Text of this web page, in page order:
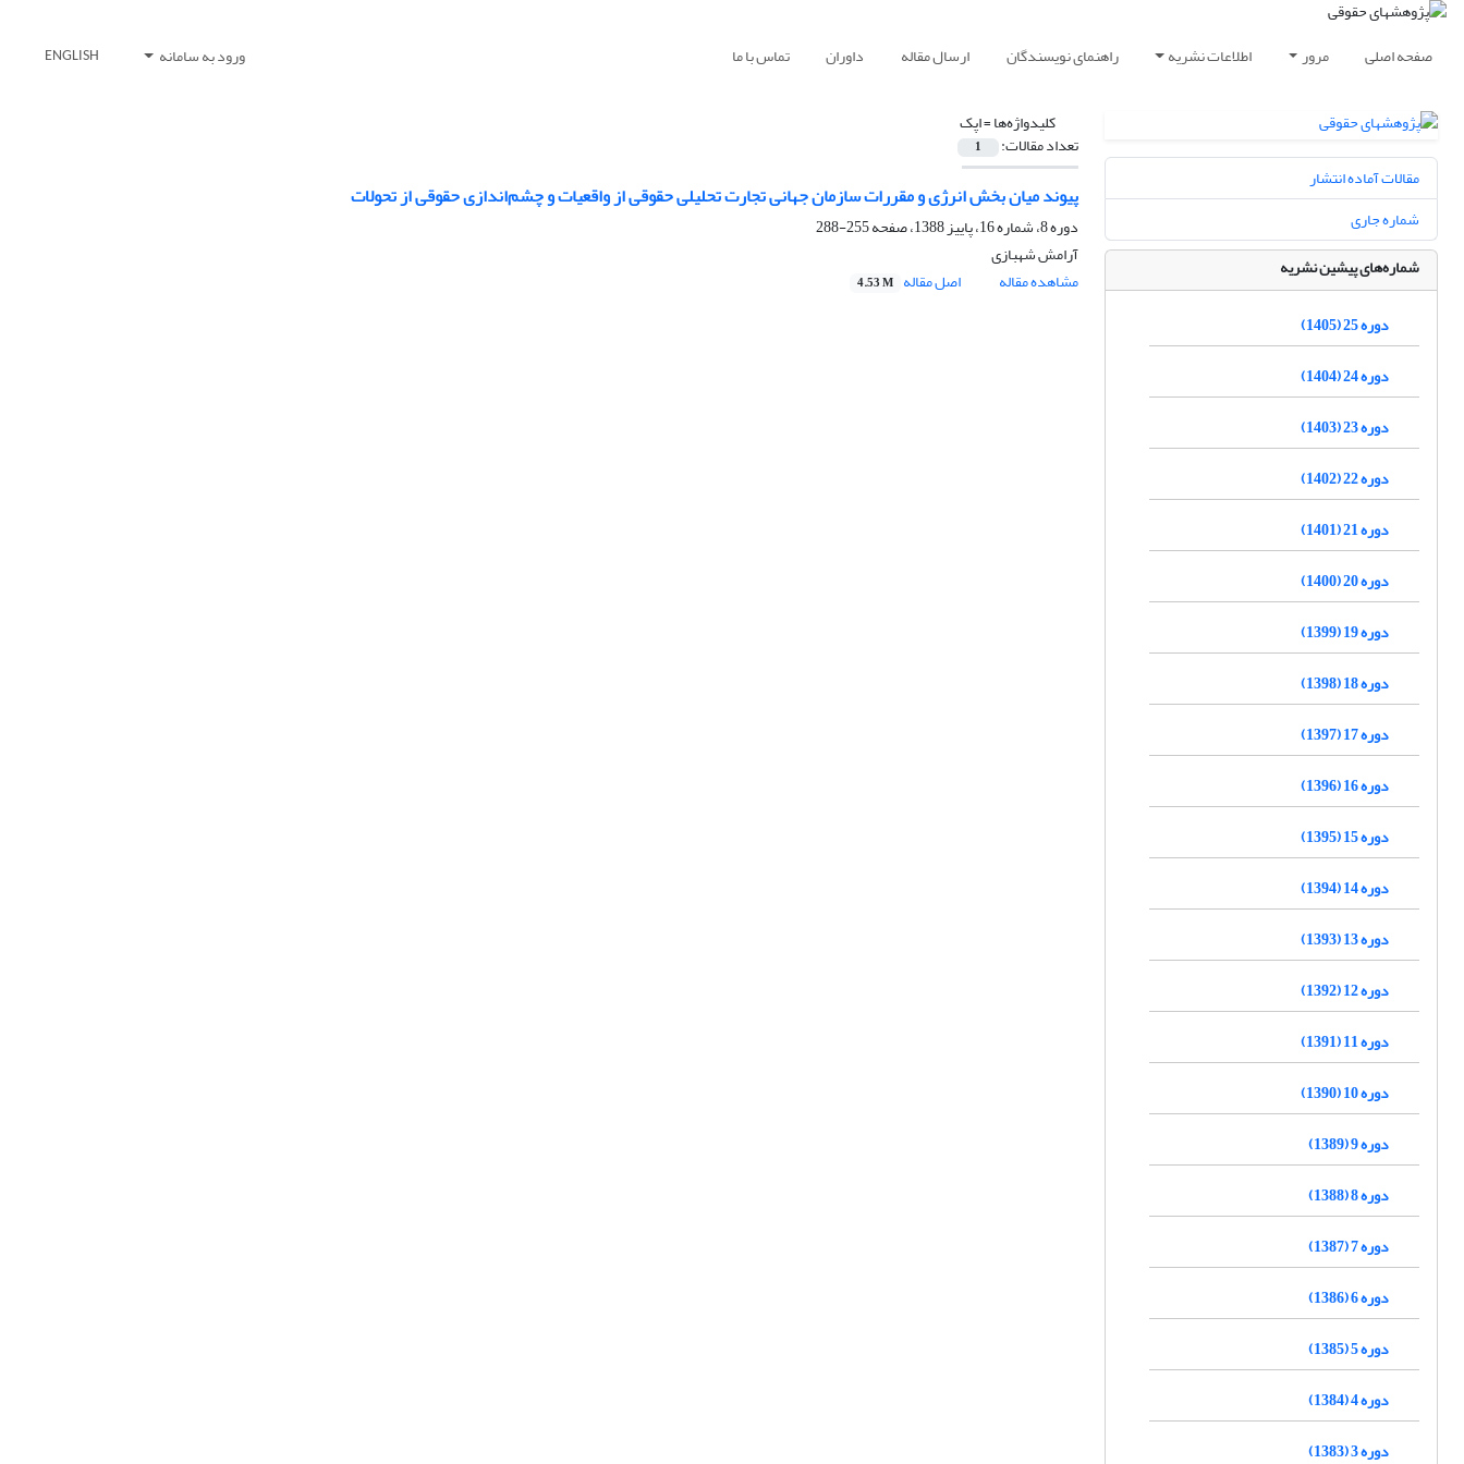
صفحه اصلی مرور اطلاعات نشریه راهنمای نویسندگان ارسال مقاله داوران تماس با ما ورود به سامانه ENGLISH
کلیدواژه‌ها =اپک
تعداد مقالات: 1
پیوند میان بخش انرژی و مقررات سازمان جهانی تجارت تحلیلی حقوقی از واقعیات و چشم‌اندازی حقوقی از تحولات
دوره 8، شماره 16، پاییز 1388، صفحه
255-288
آرامش شهبازی
مشاهده مقاله
اصل مقاله 4.53 M
مقالات آماده انتشار
شماره جاری
شماره‌های پیشین نشریه
دوره 25 (1405)
دوره 24 (1404)
دوره 23 (1403)
دوره 22 (1402)
دوره 21 (1401)
دوره 20 (1400)
دوره 19 (1399)
دوره 18 (1398)
دوره 17 (1397)
دوره 16 (1396)
دوره 15 (1395)
دوره 14 (1394)
دوره 13 (1393)
دوره 12 (1392)
دوره 11 (1391)
دوره 10 (1390)
دوره 9 (1389)
دوره 8 (1388)
دوره 7 (1387)
دوره 6 (1386)
دوره 5 (1385)
دوره 4 (1384)
دوره 3 (1383)